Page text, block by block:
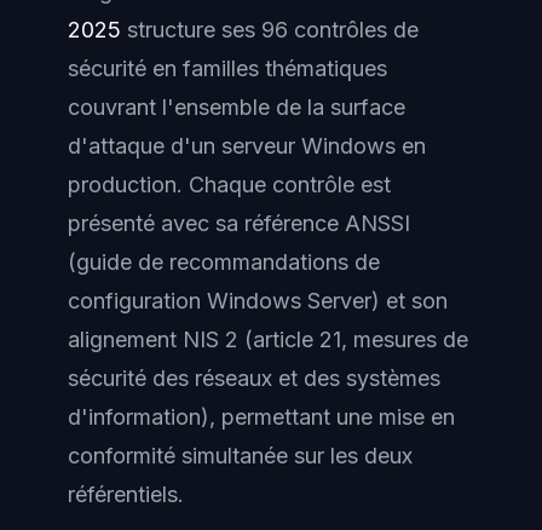
2025 structure ses 96 contrôles de
sécurité en familles thématiques
couvrant l'ensemble de la surface
d'attaque d'un serveur Windows en
production. Chaque contrôle est
présenté avec sa référence ANSSI
(guide de recommandations de
configuration Windows Server) et son
alignement NIS 2 (article 21, mesures de
sécurité des réseaux et des systèmes
d'information), permettant une mise en
conformité simultanée sur les deux
référentiels.